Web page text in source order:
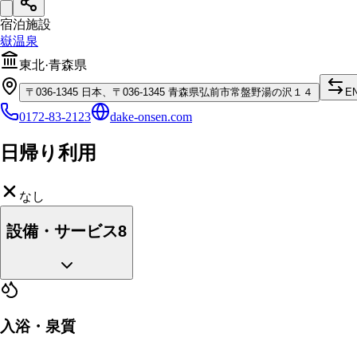
宿泊施設
嶽温泉
東北·青森県
〒 036-1345 日本、〒036-1345 青森県弘前市常盤野湯の沢１４
0172-83-2123 dake-onsen.com
日帰り利用
なし
設備・サービス8
入浴・泉質